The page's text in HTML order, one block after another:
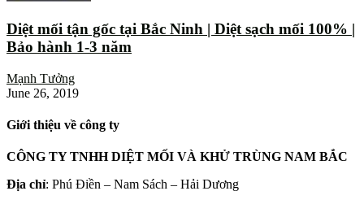
Diệt mối tận gốc tại Bắc Ninh | Diệt sạch mối 100% |
Bảo hành 1-3 năm
Mạnh Tưởng
June 26, 2019
Giới thiệu về công ty
CÔNG TY TNHH DIỆT MỐI VÀ KHỬ TRÙNG NAM BẮC
Địa chỉ: Phú Điền – Nam Sách – Hải Dương